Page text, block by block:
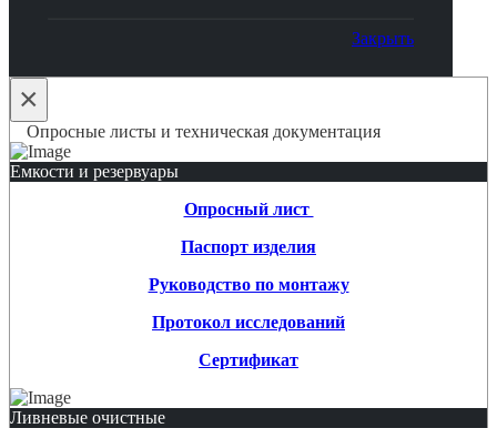
Закрыть
×
Опросные листы и техническая документация
Емкости и резервуары
Опросный лист
Паспорт изделия
Руководство по монтажу
Протокол исследований
Сертификат
Ливневые очистные